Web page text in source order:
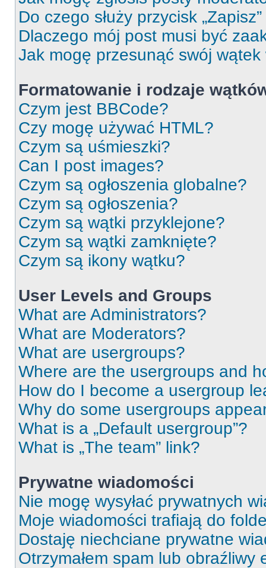
Do czego służy przycisk
Dlaczego mój post musi być
Jak mogę przesunąć swój wątek
Formatowanie i rodzaje
Czym jest BBCode?
Czy mogę używać HTML?
Czym są uśmieszki?
Can I post images?
Czym są ogłoszenia globalne?
Czym są ogłoszenia?
Czym są wątki przyklejone?
Czym są wątki zamknięte?
Czym są ikony wątku?
User Levels and Groups
What are Administrators?
What are Moderators?
What are usergroups?
Where are the usergroups and
How do I become a usergroup
Why do some usergroups
What is a „Default usergroup”?
What is „The team” link?
Prywatne wiadomości
Nie mogę wysyłać prywatnych
Moje wiadomości trafiają do
Dostaję niechciane prywatne
Otrzymałem spam lub